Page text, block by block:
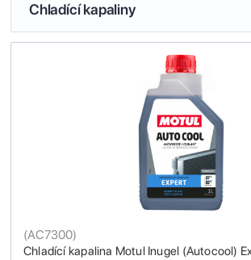
Chladící kapaliny
Chladící kapalina Motul Inugel (Autocool)
(AC7300)